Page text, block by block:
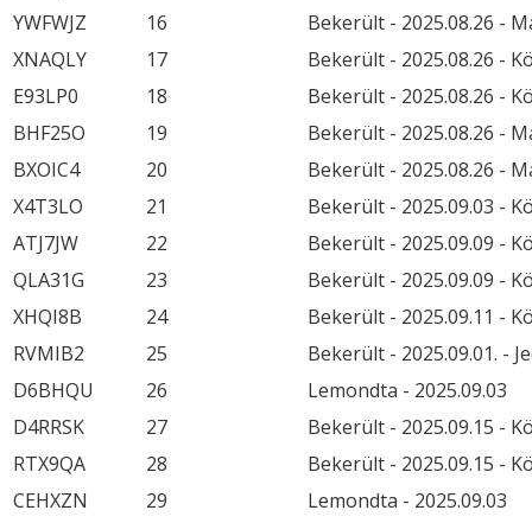
YWFWJZ
16
Bekerült - 2025.08.26 -
XNAQLY
17
Bekerült - 2025.08.26 -
E93LP0
18
Bekerült - 2025.08.26 -
BHF25O
19
Bekerült - 2025.08.26 -
BXOIC4
20
Bekerült - 2025.08.26 -
X4T3LO
21
Bekerült - 2025.09.03 -
ATJ7JW
22
Bekerült - 2025.09.09 -
QLA31G
23
Bekerült - 2025.09.09 -
XHQI8B
24
Bekerült - 2025.09.11 -
RVMIB2
25
Bekerült - 2025.09.01. -
D6BHQU
26
Lemondta - 2025.09.03
D4RRSK
27
Bekerült - 2025.09.15 -
RTX9QA
28
Bekerült - 2025.09.15 -
CEHXZN
29
Lemondta - 2025.09.03